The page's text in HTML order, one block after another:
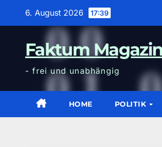
6. August 2026 17:39
Faktum
- frei und unabhängig
HOME POLITIK